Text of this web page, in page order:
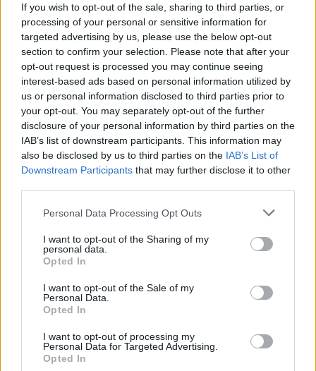
If you wish to opt-out of the sale, sharing to third parties, or
processing of your personal or sensitive information for
targeted advertising by us, please use the below opt-out
section to confirm your selection. Please note that after your
opt-out request is processed you may continue seeing
interest-based ads based on personal information utilized by
us or personal information disclosed to third parties prior to
your opt-out. You may separately opt-out of the further
disclosure of your personal information by third parties on the
IAB’s list of downstream participants. This information may
also be disclosed by us to third parties on the IAB’s List of
Downstream Participants that may further disclose it to other
Please note that this website/app uses one or more Google
not limited to your visit or usage behaviour. You may click to
grant or deny consent to Google and its third-party tags to
use your data for below specified purposes in below Google
consent section.
Personal Data Processing Opt Outs
I want to opt-out of the Sharing of my
personal data.
Opted In
I want to opt-out of the Sale of my
Personal Data.
Opted In
I want to opt-out of processing my
Personal Data for Targeted Advertising.
Opted In
"Nem úgy viselkedtek, mint a
bűnözők" - Csáki László-interjú (Kék
Pelikan)
2024. április 04.
Az utóbbi idők legvagányabb, legeredetibb és
legszórakoztatóbb magyar filmje a mozikba április